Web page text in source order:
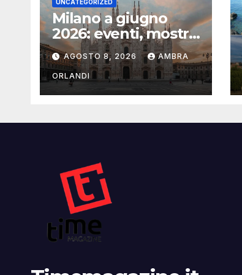
UNCATEGORIZED
Milano a giugno
2026: eventi, mostre
e luoghi da scoprire
AGOSTO 8, 2026 AMBRA
ORLANDI